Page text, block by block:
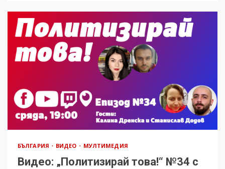
БЪЛГАРИЯ ВИДЕО МУЛТИМЕДИЯ
Видео: „Политизирай това!“ №34 с